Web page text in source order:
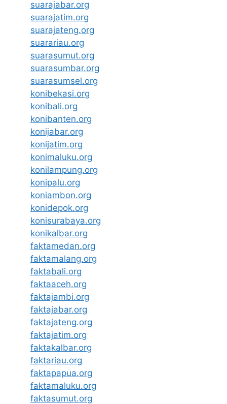
suarajabar.org
suarajatim.org
suarajateng.org
suarariau.org
suarasumut.org
suarasumbar.org
suarasumsel.org
konibekasi.org
konibali.org
konibanten.org
konijabar.org
konijatim.org
konimaluku.org
konilampung.org
konipalu.org
koniambon.org
konidepok.org
konisurabaya.org
konikalbar.org
faktamedan.org
faktamalang.org
faktabali.org
faktaaceh.org
faktajambi.org
faktajabar.org
faktajateng.org
faktajatim.org
faktakalbar.org
faktariau.org
faktapapua.org
faktamaluku.org
faktasumut.org